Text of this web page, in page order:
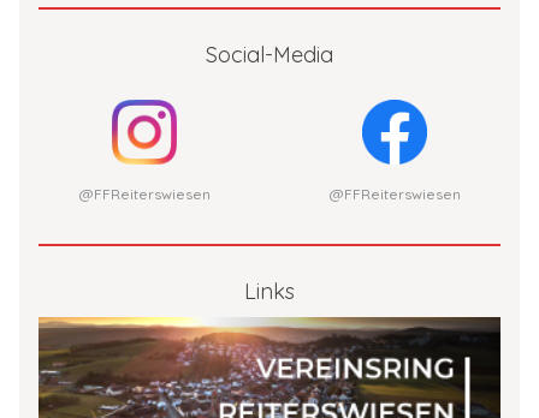
Social-Media
@FFReiterswiesen @FFReiterswiesen
Links